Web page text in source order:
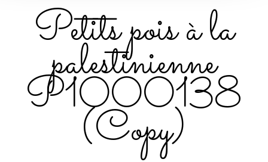
Petits pois à la
palestinienne
P1000138
(Copy)